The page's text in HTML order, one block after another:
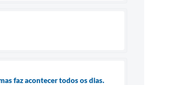
faz acontecer todos os dias.